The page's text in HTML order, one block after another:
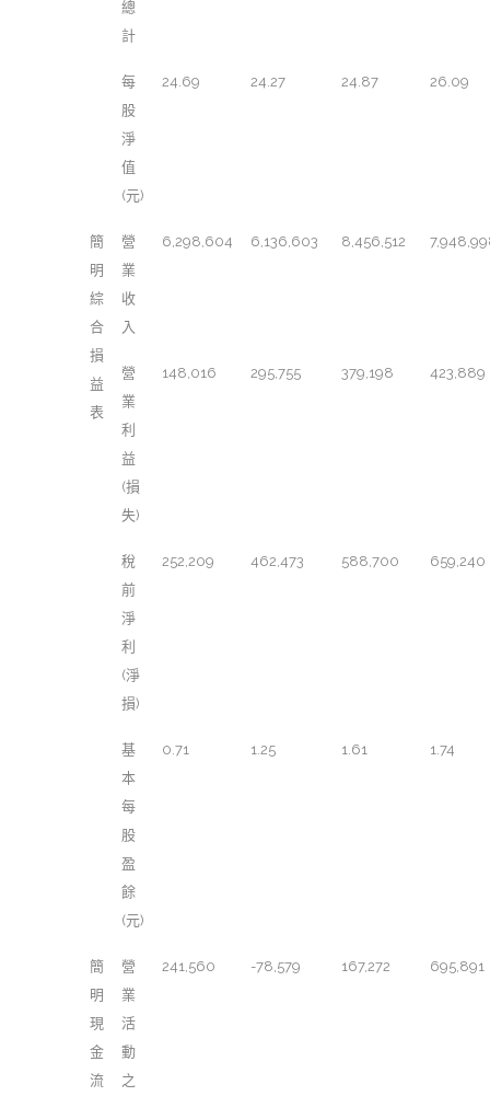
總
計
每
股
淨
值
(元)
24.69 24.27 24.87 26.09
簡
明
綜
合
損
益
表
營
業
收
入
6,298,604 6,136,603 8,456,512
營
業
利
益
(損
失)
148,016 295,755 379,198 423,889
稅
前
淨
利
(淨
損)
252,209 462,473 588,700 659,240
基
本
每
股
盈
餘
(元)
0.71 1.25 1.61 1.74
簡
明
現
金
流
營
業
活
動
之
241,560 -78,579 167,272 695,891